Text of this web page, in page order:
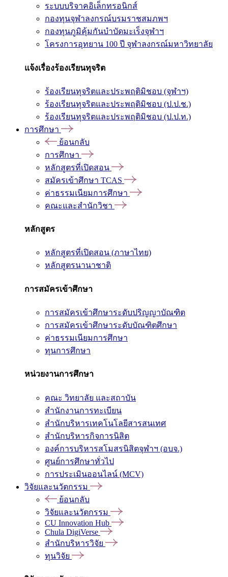
ระบบบริจาคอิเล็กทรอนิกส์
กองทุนจุฬาลงกรณ์บรมราชสมภพฯ
กองทุนภูมิคุ้มกันบำบัดมะเร็งจุฬาฯ
โครงการอุทยาน 100 ปี จุฬาลงกรณ์มหาวิทยาลัย
แจ้งเรื่องร้องเรียนทุจริต
ร้องเรียนทุจริตและประพฤติมิชอบ (จุฬาฯ)
ร้องเรียนทุจริตและประพฤติมิชอบ (ป.ป.ช.)
ร้องเรียนทุจริตและประพฤติมิชอบ (ป.ป.ท.)
การศึกษา
ย้อนกลับ
การศึกษา
หลักสูตรที่เปิดสอน
สมัครเข้าศึกษา TCAS
ค่าธรรมเนียมการศึกษา
คณะและสำนักวิชา
หลักสูตร
หลักสูตรที่เปิดสอน (ภาษาไทย)
หลักสูตรนานาชาติ
การสมัครเข้าศึกษา
การสมัครเข้าศึกษาระดับปริญญาบัณฑิต
การสมัครเข้าศึกษาระดับบัณฑิตศึกษา
ค่าธรรมเนียมการศึกษา
ทุนการศึกษา
หน่วยงานการศึกษา
คณะ วิทยาลัย และสถาบัน
สำนักงานการทะเบียน
สำนักบริหารเทคโนโลยีสารสนเทศ
สำนักบริหารกิจการนิสิต
องค์การบริหารสโมสรนิสิตจุฬาฯ (อบจ.)
ศูนย์การศึกษาทั่วไป
การประเมินออนไลน์ (MCV)
วิจัยและนวัตกรรม
ย้อนกลับ
วิจัยและนวัตกรรม
CU Innovation Hub
Chula DigiVerse
สำนักบริหารวิจัย
ทุนวิจัย